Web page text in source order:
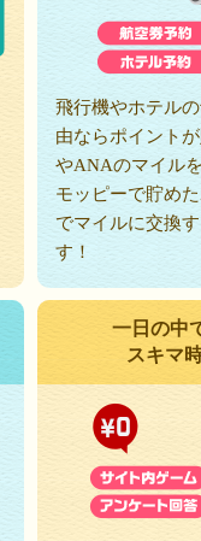
飛行機やホテル
由ならポイント
やANAのマイル
モッピーで貯め
でマイルに交換
す！
一日の中
スキマ